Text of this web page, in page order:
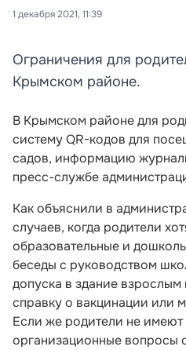
1 декабря 2021, 11:39
Ограничения для
Крымском районе.
В Крымском районе для
систему QR-кодов для
садов, информацию
пресс-службе
Как объяснили в
случаев, когда родители
образовательные и
беседы с руководством
допуска в здание
справку о вакцинации или
Если же родители не имеют
организационные вопросы